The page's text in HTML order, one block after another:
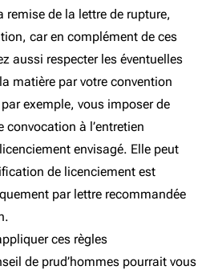
remise de la lettre de rupture,
car en complément de ces
aussi respecter les éventuelles
matière par votre convention
exemple, vous imposer de
convocation à l’entretien
envisagé. Elle peut
de licenciement est
par lettre recommandée
ces règles
de prud’hommes pourrait vous